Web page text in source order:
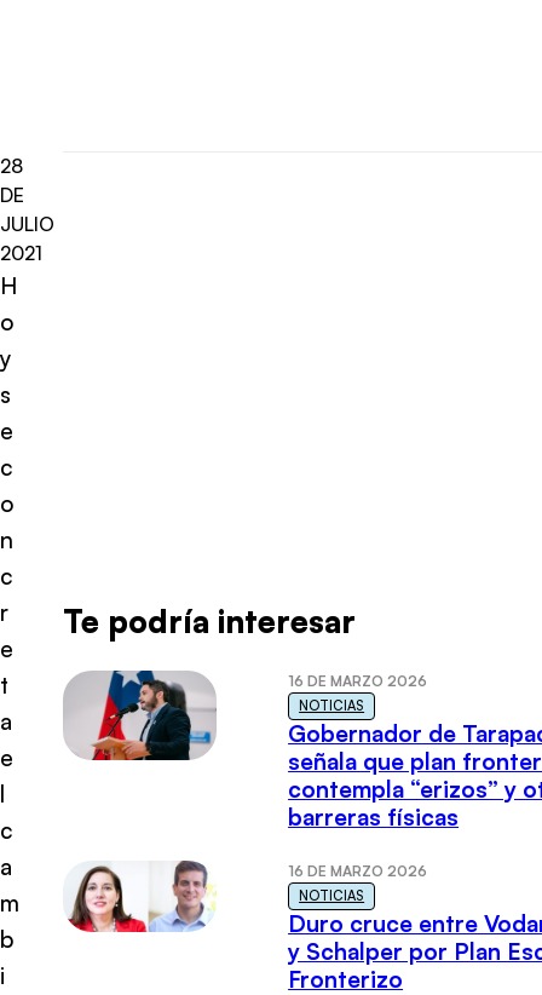
28
DE
JULIO
2021
H
o
y
s
e
c
o
n
c
r
e
t
a
e
l
c
a
m
b
i
Te podría interesar
16 DE MARZO 2026
NOTICIAS
Gobernador de
señala que plan
contempla “erizos” y
barreras físicas
16 DE MARZO 2026
NOTICIAS
Duro cruce entre
y Schalper por Plan
Fronterizo